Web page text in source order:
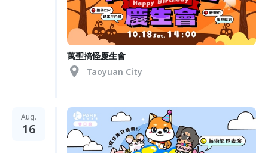
萬聖搞怪慶生會
Taoyuan City
Aug.
16